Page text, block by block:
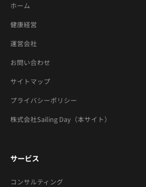
ホーム
健康経営
運営会社
お問い合わせ
サイトマップ
プライバシーポリシー
株式会社Sailing Day（本サイト）
サービス
コンサルティング